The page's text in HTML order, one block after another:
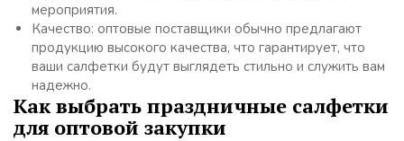
мероприятия.
Качество: оптовые поставщики обычно предлагают
продукцию высокого качества, что гарантирует, что
ваши салфетки будут выглядеть стильно и служить вам
надежно.
Как выбрать праздничные салфетки
для оптовой закупки